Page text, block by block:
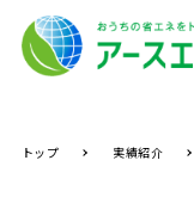
トップ 実績紹介